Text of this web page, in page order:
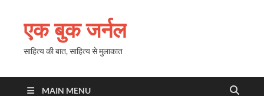
एक बुक जर्नल
साहित्य की बात, साहित्य से मुलाकात
MAIN MENU